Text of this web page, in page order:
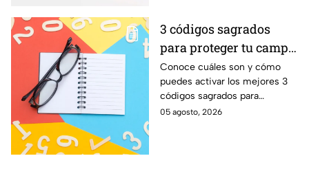
3 códigos sagrados
para proteger tu campo
energético de personas
envidiosas
Conoce cuáles son y cómo
puedes activar los mejores 3
códigos sagrados para
proteger tu campo energético
05 agosto, 2026